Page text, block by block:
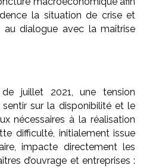
la situation de crise et
au dialogue avec la maîtrise
juillet 2021, une tension
sur la disponibilité et le
nécessaires à la réalisation
difficulté, initialement issue
impacte directement les
d’ouvrage et entreprises :